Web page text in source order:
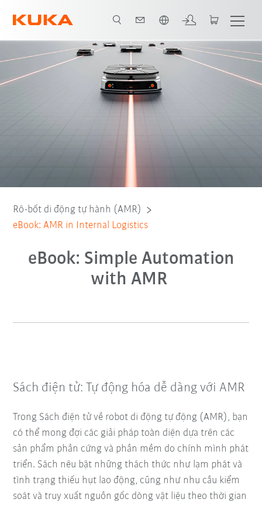
Sách điện tử
Rô-bốt di động tự hành (AMR)
eBook: AMR in Internal Logistics
eBook: Simple Automation
with AMR
Sách điện tử: Tự động hóa dễ dàng với AMR
Trong Sách điện tử về robot di động tự động (AMR), bạn
có thể mong đợi các giải pháp toàn diện dựa trên các
sản phẩm phần cứng và phần mềm do chính mình phát
triển. Sách nêu bật những thách thức như lạm phát và
tình trạng thiếu hụt lao động, cũng như nhu cầu kiểm
soát và truy xuất nguồn gốc dòng vật liệu theo thời gian